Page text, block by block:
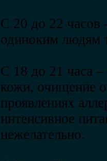
С 20 до 22 часов
одиноким людям
С 18 до 21 часа
кожи, очищение
проявлениях
интенсивное
нежелательно.